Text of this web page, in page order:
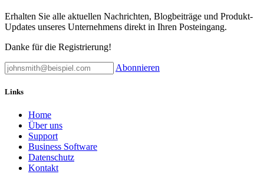
Erhalten Sie alle aktuellen Nachrichten, Blogbeiträge und Produkt-
Updates unseres Unternehmens direkt in Ihren Posteingang.
Danke für die Registrierung!
Abonnieren
Links
Home
Über uns
Sup​port
Business Software
Datenschutz
Kontakt